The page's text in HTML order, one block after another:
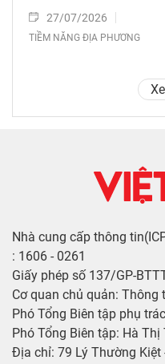
27/07/2026
TIỀM NĂNG ĐỊA PHƯƠNG
Nhà cung cấp thông
: 1606 - 0261
Giấy phép số 137/GP-
Cơ quan chủ quản: Thông
Phó Tổng Biên tập phụ
Phó Tổng Biên tập: Hà Thị
Địa chỉ: 79 Lý Thường Kiệt